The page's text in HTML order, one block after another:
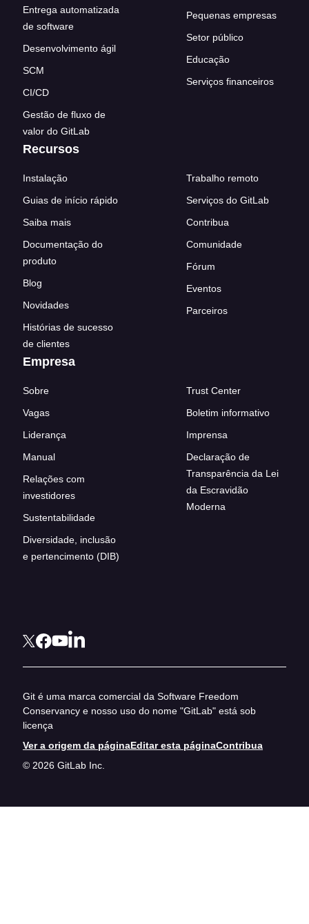
Entrega automatizada
de software
Desenvolvimento ágil
SCM
CI/CD
Gestão de fluxo de
valor do GitLab
Pequenas empresas
Setor público
Educação
Serviços financeiros
Recursos
Instalação
Guias de início rápido
Saiba mais
Documentação do
produto
Blog
Novidades
Histórias de sucesso
de clientes
Trabalho remoto
Serviços do GitLab
Contribua
Comunidade
Fórum
Eventos
Parceiros
Empresa
Sobre
Vagas
Liderança
Manual
Relações com
investidores
Sustentabilidade
Diversidade, inclusão
e pertencimento (DIB)
Trust Center
Boletim informativo
Imprensa
Declaração de
Transparência da Lei
da Escravidão
Moderna
Git é uma marca comercial da Software Freedom
Conservancy e nosso uso do nome "GitLab" está sob
licença
Ver a origem da páginaEditar esta páginaContribua
© 2026 GitLab Inc.